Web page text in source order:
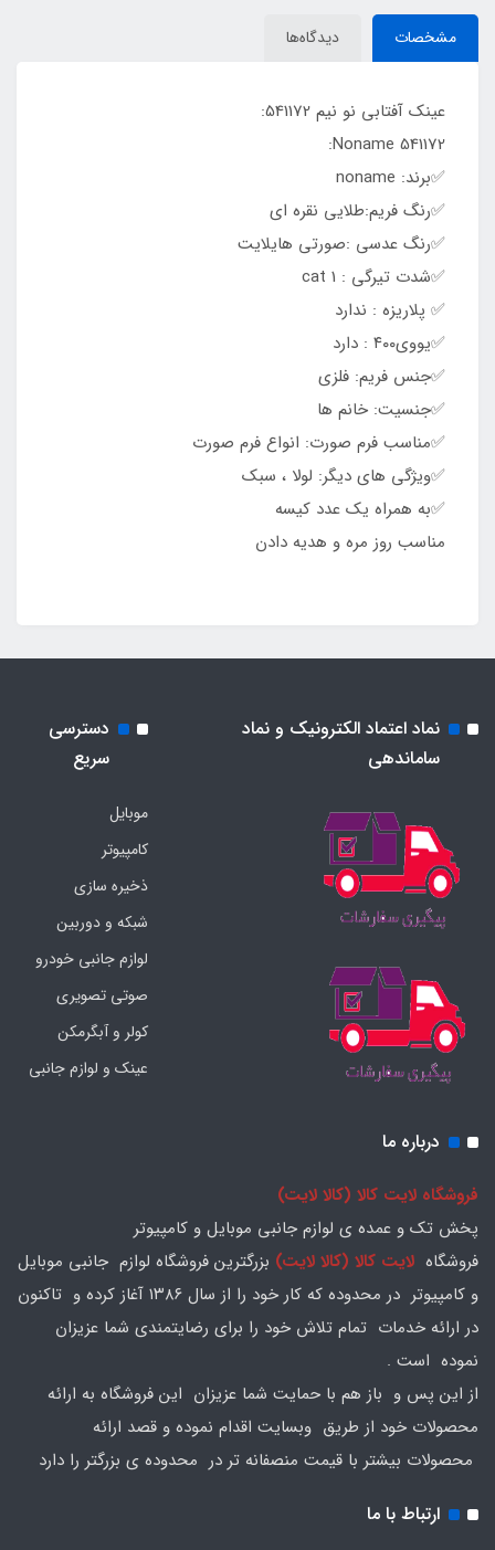
مشخصات دیدگاه‌ها
عینک آفتابی نو نیم 541172:
Noname 541172:
✅برند: noname
✅رنگ فریم:طلایی نقره ای
✅️رنگ عدسی :صورتی هایلایت
✅️شدت تیرگی : cat 1
✅️ پلاریزه : ندارد
✅️یووی۴۰۰ : دارد
✅جنس فریم: فلزی
✅جنسیت: خانم ها
✅مناسب فرم صورت: انواع فرم صورت
✅ویژگی های دیگر: لولا ، سبک
✅به همراه یک عدد کیسه
مناسب روز مره و هدیه دادن
نماد اعتماد الکترونیک و نماد
ساماندهی
دسترسی
سریع
موبایل
کامپیوتر
ذخیره سازی
شبکه و دوربین
لوازم جانبی خودرو
صوتی تصویری
کولر و آبگرمکن
عینک و لوازم جانبی
درباره ما
فروشگاه لایت کالا (کالا لایت)
پخش تک و عمده ی لوازم جانبی موبایل و کامپیوتر
فروشگاه لایت کالا (کالا لایت) بزرگترین فروشگاه لوازم جانبی موبایل
و کامپیوتر در محدوده که کار خود را از سال ۱۳۸۶ آغاز کرده و تاکنون
در ارائه خدمات تمام تلاش خود را برای رضایتمندی شما عزیزان
نموده است .
از این پس و باز هم با حمایت شما عزیزان این فروشگاه به ارائه
محصولات خود از طریق وبسایت اقدام نموده و قصد ارائه
محصولات بیشتر با قیمت منصفانه تر در محدوده ی بزرگتر را دارد
ارتباط با ما